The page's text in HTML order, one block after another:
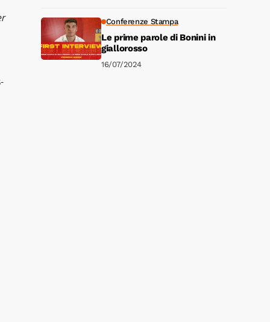
Conferenze Stampa
Le prime parole di Bonini in
giallorosso
16/07/2024